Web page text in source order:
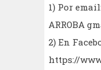
1) Por
ARROBA
2) En
https://